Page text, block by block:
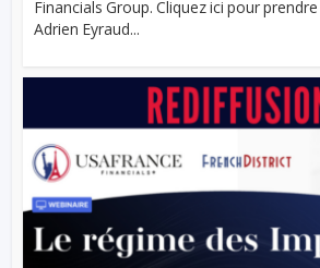
Financials Group. Cliquez ici pour
Adrien Eyraud...